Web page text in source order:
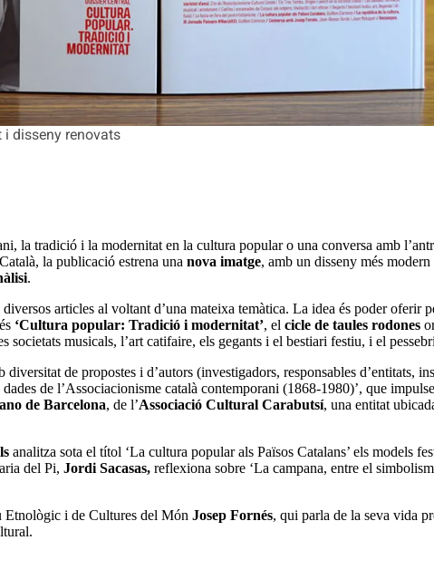
i disseny renovats
la tradició i la modernitat en la cultura popular o una conversa amb
la publicació estrena una nova imatge, amb un disseny més
.
diversos articles al voltant d’una mateixa temàtica. La idea és poder oferir
‘Cultura popular: Tradició i modernitat’, el cicle de taules rodones
musicals, l’art catifaire, els gegants i el bestiari festiu, i el
de propostes i d’autors (investigadors, responsables d’entitats,
de l’Associacionisme català contemporani (1868-1980)’, que
de Barcelona, de l’Associació Cultural Carabutsí, una entitat
analitza sota el títol ‘La cultura popular als Països Catalans’ els models
del Pi, Jordi Sacasas, reflexiona sobre ‘La campana, entre el
Etnològic i de Cultures del Món Josep Fornés, qui parla de la seva vida